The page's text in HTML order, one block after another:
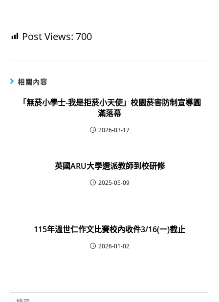
Post Views: 700
相關內容
「無菸小學士-我是拒菸小天使」校園菸害防制宣導圓
滿落幕
2026-03-17
英國ARU大學選派教師到校研修
2025-05-09
115年溫世仁作文比賽校內收件3/16(一)截止
2026-01-02
Search